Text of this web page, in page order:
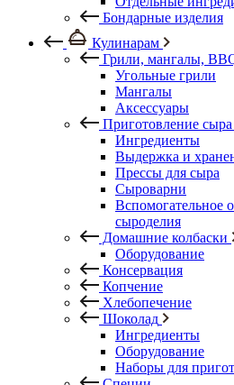
Бондарные изделия
Кулинарам
Грили, мангалы,
Угольные грили
Мангалы
Аксессуары
Приготовление сыра
Ингредиенты
Выдержка и
Прессы для сыра
Сыроварни
Вспомогательное
сыроделия
Домашние колбаски
Оборудование
Консервация
Копчение
Хлебопечение
Шоколад
Ингредиенты
Оборудование
Наборы для